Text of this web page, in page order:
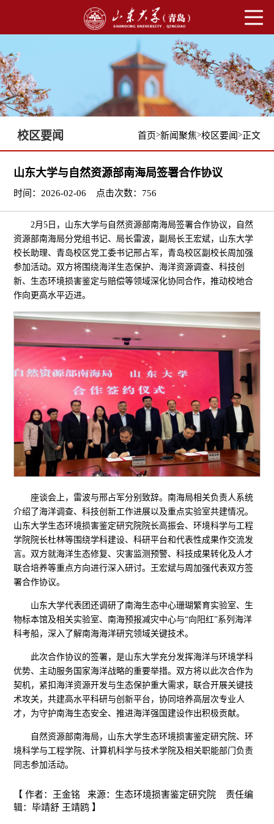
校区要闻 首页>新闻聚焦>校区要闻 >正文
山东大学与自然资源部南海局签署合作协议
时间：2026-02-06 点击次数： 756
2月5日，山东大学与自然资源部南海局签署合作协议，自然
资源部南海局分党组书记、局长雷波，副局长王宏斌，山东大学
校长助理、青岛校区党工委书记邢占军，青岛校区副校长周加强
参加活动。双方将围绕海洋生态保护、海洋资源调查、科技创
新、生态环境损害鉴定与赔偿等领域深化协同合作，推动校地合
作向更高水平迈进。
座谈会上，雷波与邢占军分别致辞。南海局相关负责人系统
介绍了海洋调查、科技创新工作进展以及重点实验室共建情况。
山东大学生态环境损害鉴定研究院院长高振会、环境科学与工程
学院院长杜林等围绕学科建设、科研平台和代表性成果作交流发
言。双方就海洋生态修复、灾害监测预警、科技成果转化及人才
联合培养等重点方向进行深入研讨。王宏斌与周加强代表双方签
署合作协议。
山东大学代表团还调研了南海生态中心珊瑚繁育实验室、生
物标本馆及相关实验室、南海预报减灾中心与“向阳红”系列海洋
科考船，深入了解南海海洋研究领域关键技术。
此次合作协议的签署，是山东大学充分发挥海洋与环境学科
优势、主动服务国家海洋战略的重要举措。双方将以此次合作为
契机，紧扣海洋资源开发与生态保护重大需求，联合开展关键技
术攻关，共建高水平科研与创新平台，协同培养高层次专业人
才，为守护南海生态安全、推进海洋强国建设作出积极贡献。
自然资源部南海局，山东大学生态环境损害鉴定研究院、环
境科学与工程学院、计算机科学与技术学院及相关职能部门负责
同志参加活动。
【 作者：王金铭 来源：生态环境损害鉴定研究院 责任编
辑：毕靖舒 王靖鸥 】